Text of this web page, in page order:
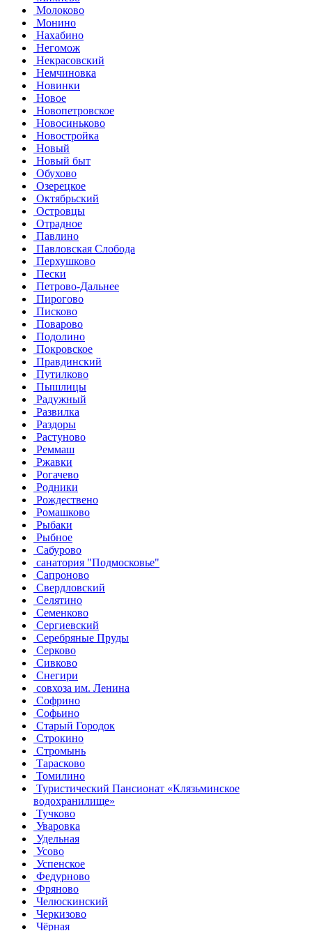
Молоково
Монино
Нахабино
Негомож
Некрасовский
Немчиновка
Новинки
Новое
Новопетровское
Новосиньково
Новостройка
Новый
Новый быт
Обухово
Озерецкое
Октябрьский
Островцы
Отрадное
Павлино
Павловская Слобода
Перхушково
Пески
Петрово-Дальнее
Пирогово
Писково
Поварово
Подолино
Покровское
Правдинский
Путилково
Пышлицы
Радужный
Развилка
Раздоры
Растуново
Реммаш
Ржавки
Рогачево
Родники
Рождествено
Ромашково
Рыбаки
Рыбное
Сабурово
санатория "Подмосковье"
Сапроново
Свердловский
Селятино
Семенково
Сергиевский
Серебряные Пруды
Серково
Сивково
Снегири
совхоза им. Ленина
Софрино
Софьино
Старый Городок
Строкино
Стромынь
Тарасково
Томилино
Туристический Пансионат «Клязьминское
водохранилище»
Тучково
Уваровка
Удельная
Усово
Успенское
Федурново
Фряново
Челюскинский
Черкизово
Чёрная